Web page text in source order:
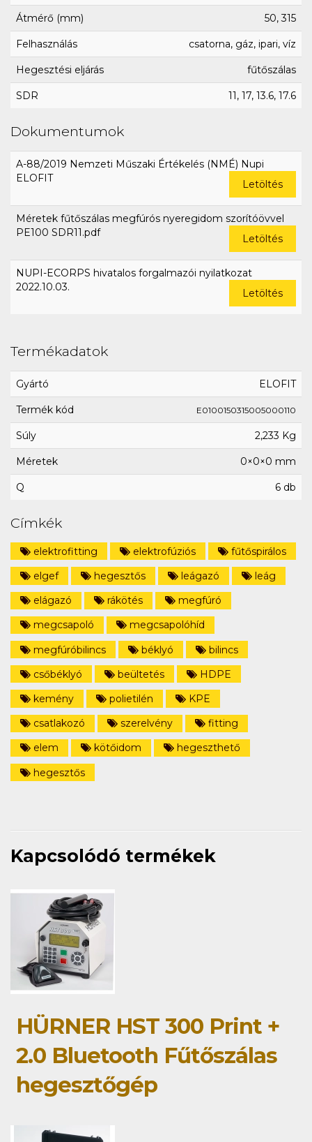
Átmérő (mm) 50, 315
Felhasználás csatorna, gáz, ipari, víz
Hegesztési eljárás fűtőszálas
SDR 11, 17, 13.6, 17.6
Dokumentumok
A-88/2019 Nemzeti Műszaki Értékelés (NMÉ) Nupi
ELOFIT
Letöltés
Méretek fűtőszálas megfúrós nyeregidom szorítóövvel
PE100 SDR11.pdf
Letöltés
NUPI-ECORPS hivatalos forgalmazói nyilatkozat
2022.10.03.
Letöltés
Termékadatok
Gyártó ELOFIT
Termék kód E0100150315005000110
Súly 2,233 Kg
Méretek 0×0×0 mm
Q 6 db
Címkék
elektrofitting elektrofúziós
fűtőspirálos
elgef
hegesztős leágazó
leág
elágazó
rákötés
megfúró
megcsapoló
megcsapolóhíd
megfúróbilincs
béklyó
bilincs
csőbéklyó
beültetés
HDPE
kemény
polietilén
KPE
csatlakozó
szerelvény
fitting
elem
kötőidom
hegeszthető
hegesztős
Kapcsolódó termékek
HÜRNER HST 300 Print +
2.0 Bluetooth Fűtőszálas
hegesztőgép